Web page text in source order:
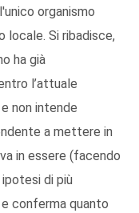
organismo
locale. Si ribadisce,
ha già
l’attuale
non intende
a mettere in
in essere (facendo
di più
conferma quanto